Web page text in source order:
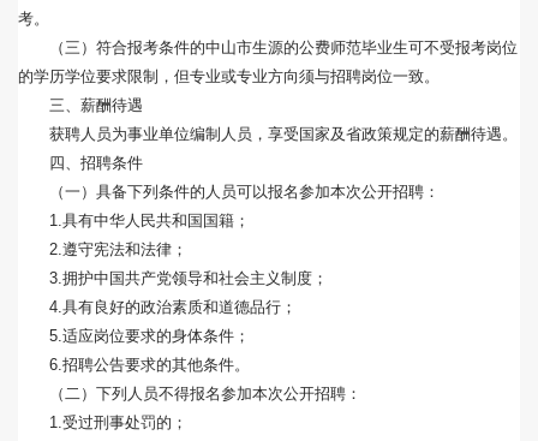
考。
（三）符合报考条件的中山市生源的公费师范毕业生可不受报考岗位
的学历学位要求限制，但专业或专业方向须与招聘岗位一致。
三、薪酬待遇
获聘人员为事业单位编制人员，享受国家及省政策规定的薪酬待遇。
四、招聘条件
（一）具备下列条件的人员可以报名参加本次公开招聘：
1.具有中华人民共和国国籍；
2.遵守宪法和法律；
3.拥护中国共产党领导和社会主义制度；
4.具有良好的政治素质和道德品行；
5.适应岗位要求的身体条件；
6.招聘公告要求的其他条件。
（二）下列人员不得报名参加本次公开招聘：
1.受过刑事处罚的；